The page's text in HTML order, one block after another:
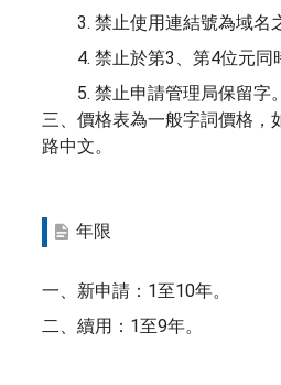
3. 禁止使用連結號為域名
4. 禁止於第3、第4位元同
5. 禁止申請管理局保留字。
三、價格表為一般字詞價格，
路中文。
年限
一、新申請：1至10年。
二、續用：1至9年。